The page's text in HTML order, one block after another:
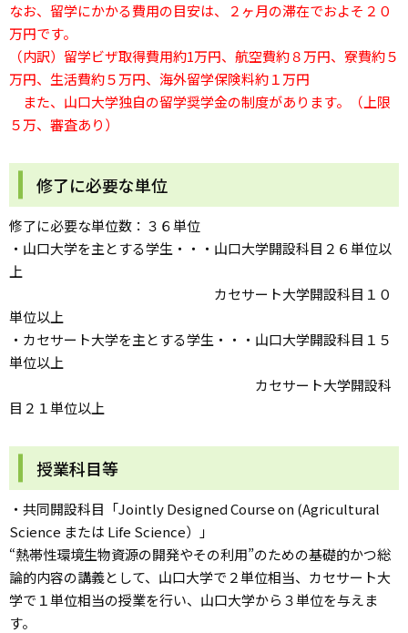
なお、留学にかかる費用の目安は、２ヶ月の滞在でおよそ２０
万円です。
（内訳）留学ビザ取得費用約1万円、航空費約８万円、寮費約５
万円、生活費約５万円、海外留学保険料約１万円
また、山口大学独自の留学奨学金の制度があります。（上限
５万、審査あり）
修了に必要な単位
修了に必要な単位数：３６単位
・山口大学を主とする学生・・・山口大学開設科目２６単位以
上
カセサート大学開設科目１０
単位以上
・カセサート大学を主とする学生・・・山口大学開設科目１５
単位以上
カセサート大学開設科
目２１単位以上
授業科目等
・共同開設科目「Jointly Designed Course on (Agricultural
Science または Life Science）」
“熱帯性環境生物資源の開発やその利用”のための基礎的かつ総
論的内容の講義として、山口大学で２単位相当、カセサート大
学で１単位相当の授業を行い、山口大学から３単位を与えま
す。